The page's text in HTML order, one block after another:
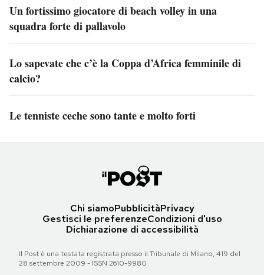
Un fortissimo giocatore di beach volley in una
squadra forte di pallavolo
Lo sapevate che c’è la Coppa d’Africa femminile di
calcio?
Le tenniste ceche sono tante e molto forti
Chi siamoPubblicitàPrivacy
Gestisci le preferenzeCondizioni d'uso
Dichiarazione di accessibilità
Il Post è una testata registrata presso il Tribunale di Milano, 419 del
28 settembre 2009 - ISSN 2610-9980